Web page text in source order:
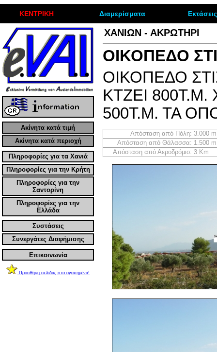
ΚΕΝΤΡΙΚΗ Διαμερίσματα Εκτάσεις
Ακίνητα κατά τιμή
Ακίνητα κατά περιοχή
Πληροφορίες για τα Χανιά
Πληροφορίες για την Κρήτη
Πληροφορίες για την
Σαντορίνη
Πληροφορίες για την
Ελλάδα
Συστάσεις
Συνεργάτες Διαφήμισης
Επικοινωνία
Προσθήκη σελίδας στα αγαπημένα!
ΧΑΝΙΩΝ - ΑΚΡΩΤΗΡΙ
ΟΙΚΟΠΕΔΟ
ΟΙΚΟΠΕΔΟ
ΚΤΖΕΙ 800Τ.Μ.
500Τ.Μ. ΤΑ
Απόσταση από Πόλη: 3.000 m
Απόσταση από Θάλασσα: 1.500 m
Απόσταση από Αεροδρόμιο: 3 Km